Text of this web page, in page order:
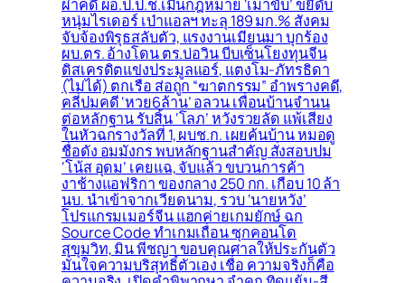
ผ่าคดี ผอ.ป.ป.ช.เมินกฎหมาย ‘เมาขับ’ ขยี้ดับ
หนุ่มไรเดอร์ เป่าแอลฯ ทะลุ 189 มก.% สังคม
จับจ้องพิรุธสลับตัว, แรงงานเมียนมา บุกร้อง
ผบ.ตร. อ้างโดน ตร.บ่อวิน บีบเซ็นโยงทุนจีน
ดิสเครดิตแข่งประมูลแอร์, แตงโม-ภัทรธิดา
(ไม่ได้) ตกเรือ ส่อถูก “ฆาตกรรม” อำพรางคดี,
คลี่ปมคดี ‘หวย6ล้าน’ อลวน เพื่อนบ้านจำนน
ต่อหลักฐาน รับสิ้น ‘โลภ’ หวังรวยลัด แพ้เสียง
ในหัวฉกรางวัลที่ 1, ผบช.ก. เผยค้นบ้าน หมอดู
ชื่อดัง อมมังกร พบหลักฐานสำคัญ สั่งสอบปม
‘โน้ส อุดม’ เคยแฉ, จับแล้ว ขบวนการค้า
งาช้างแอฟริกา ของกลาง 250 กก. เกือบ 10 ล้า
นบ. นำเข้าจากเวียดนาม, รวบ ‘นายหวัง’
โปรแกรมเมอร์จีน แฮกค่ายเกมยักษ์ ฉก
Source Code ทำเกมเถื่อน ซุกคอนโด
สุขุมวิท, มิน พีชญา ขอบคุณศาลให้ประกันตัว
มั่นใจความบริสุทธิ์ตัวเอง เชื่อ ความจริงก็คือ